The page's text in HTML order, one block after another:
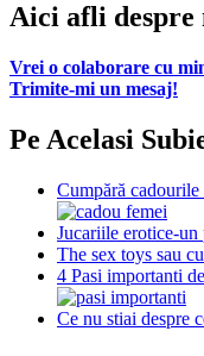
Aici afli despre
Vrei o colaborare cu
Trimite-mi un mesaj!
Pe Acelasi
Cumpără
Jucariile erotice-
The sex toys sau
4 Pasi importanti
Ce nu stiai despre